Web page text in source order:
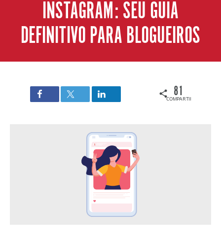
INSTAGRAM: SEU GUIA
DEFINITIVO PARA BLOGUEIROS
COMPARTILHAMENTOS
81